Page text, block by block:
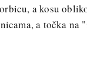
a kosu
a točka